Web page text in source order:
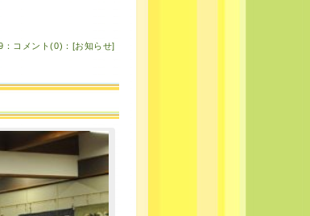
コメント(0) ：[お知らせ]